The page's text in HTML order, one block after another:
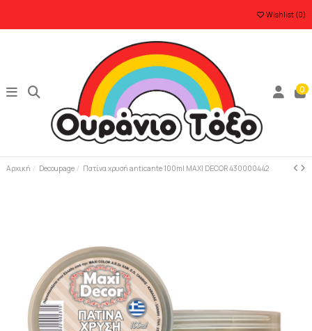
Wishlist (0)
0
Αρχική Decoupage Πατίνα χρυσή anticante 100ml MAXI DECOR 430000442